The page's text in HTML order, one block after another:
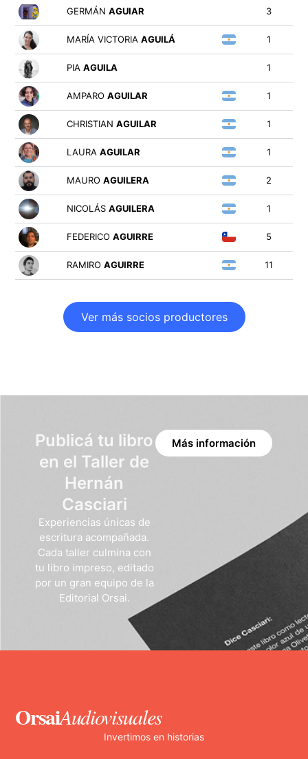
GERMÁN AGUIAR 3
MARÍA VICTORIA AGUILÁ 1
PIA AGUILA 1
AMPARO AGUILAR 1
CHRISTIAN AGUILAR 1
LAURA AGUILAR 1
MAURO AGUILERA 2
NICOLÁS AGUILERA 1
FEDERICO AGUIRRE 5
RAMIRO AGUIRRE 11
Ver más socios productores
Publicá tu libro
en el Taller de
Hernán
Casciari
Experiencias únicas de
escritura acompañada.
Cada taller culmina con
tu libro impreso, editado
por un gran equipo de la
Editorial Orsai.
Más información
OrsaiAudiovisuales
Invertimos en historias